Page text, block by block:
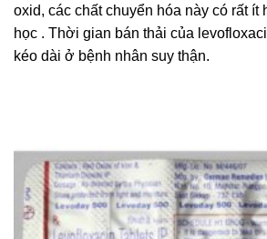
oxid, các chất chuyển hóa này có rất ít
học . Thời gian bán thải của
kéo dài ở bệnh nhân suy thận.